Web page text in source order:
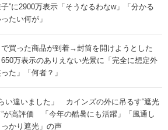
”に2900万表示「そうなるわなw」「分かる
たい何が」
で買った商品が到着→封筒を開けようとした
万表示のありえない光景に「完全に想定外
た」「何者？」
い違いました」 カインズの外に吊るす“遮光
”が高評価 「今年の酷暑にも活躍」「風通し
っかり遮光」の声